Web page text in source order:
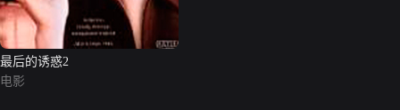
最后的诱惑2
电影